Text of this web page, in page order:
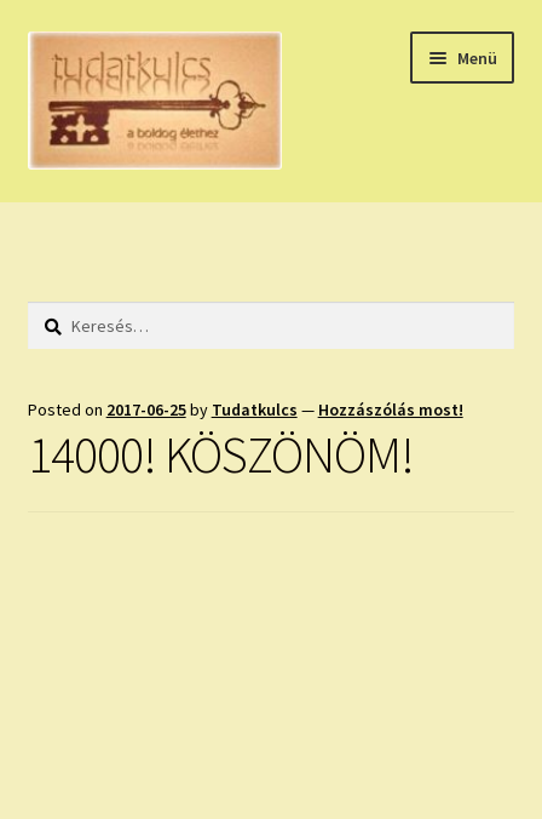
Ugrás
navigációhoz
Kilépés
tartalomba
Menü
HÚZZ EGY KÁRTYÁT!
HOLDNAPTÁR
NAPI ASZTROLÓGIA
Keresés:
Posted on 2017-06-25by Tudatkulcs — Hozzászólás most!
14000! KÖSZÖNÖM!